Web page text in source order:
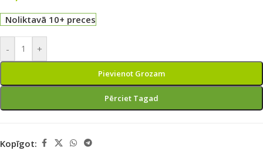
Noliktavā 10+ preces
- +
Pievienot Grozam
Pērciet Tagad
Kopīgot: